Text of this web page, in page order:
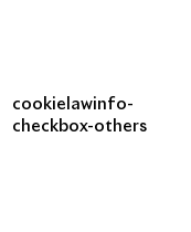
cookielawinfo-
checkbox-others